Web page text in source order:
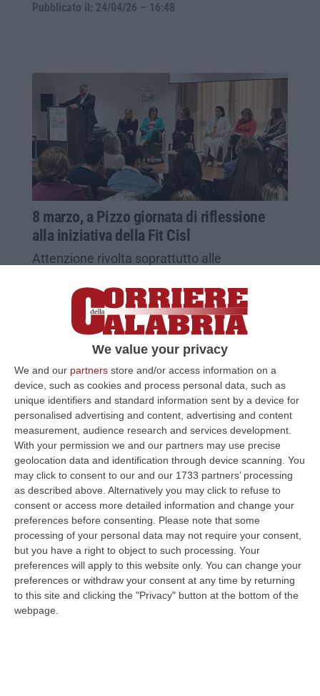
We value your privacy
We and our partners store and/or access information on a
device, such as cookies and process personal data, such as
unique identifiers and standard information sent by a device for
personalised advertising and content, advertising and content
measurement, audience research and services development.
With your permission we and our partners may use precise
geolocation data and identification through device scanning. You
may click to consent to our and our 1733 partners’ processing
as described above. Alternatively you may click to refuse to
consent or access more detailed information and change your
preferences before consenting.
Please note that some
processing of your personal data may not require your consent,
but you have a right to object to such processing. Your
preferences will apply to this website only. You can change your
preferences or withdraw your consent at any time by returning
to this site and clicking the "Privacy" button at the bottom of the
webpage.
Pubblicato il: 24/04/26 – 16:48
8 marzo, a Pizzo giornata di riflessione
alla iniziativa della Fit Cisl
Attenzione rivolta soprattutto alle
Pubblicato il: 09/03/25 – 13:03
Trasporti, l’impatto della Ai al centro
dell’Assemblea Congressuale della Fit-
Cisl di Catanzaro
L’assemblea è stata aperta dalla relazione di
Domenico Posca, confermato segretario del
Presidio FIT-CISL di Catanzaro